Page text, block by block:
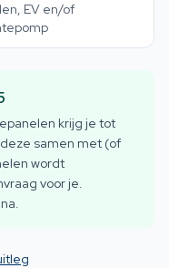
EV en/of
krijg je tot
samen met (of
wordt
voor je.